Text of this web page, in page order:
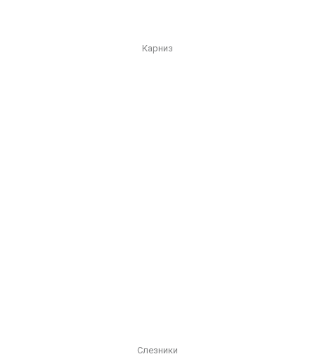
Карниз
Слезники